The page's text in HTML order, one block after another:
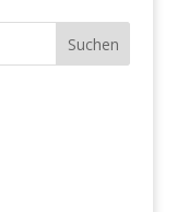
Suchen